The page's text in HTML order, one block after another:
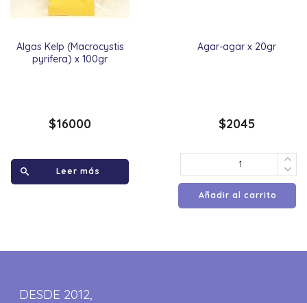
Algas Kelp (Macrocystis
pyrifera) x 100gr
$16000
Leer más
Agar-agar x 20gr
$2045
Añadir al carrito
DESDE 2012,